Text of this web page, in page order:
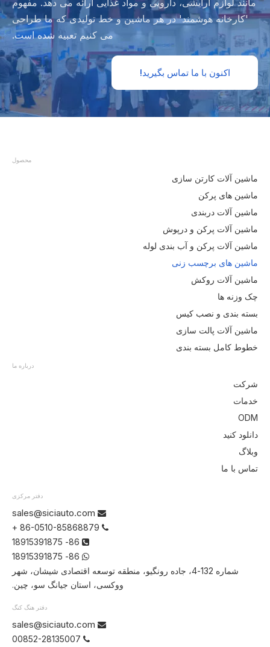
مانند لوازم آرایشی، دارویی و مواد غذایی ارائه می دهد. مفهوم
'کارخانه هوشمند' در هر ماشین و خط تولیدی که ما طراحی
می کنیم تعبیه شده است.
اکنون با ما تماس بگیرید!
محصول
ماشین آلات کارتن سازی
ماشین های پرکن
ماشین آلات دربندی
ماشین آلات پرکن و درپوش
ماشین آلات پرکن و آب بندی لوله
ماشین های برچسب زنی
ماشین آلات روکش
چک وزنه ها
بسته بندی و نصب کیس
ماشین آلات پالت سازی
خطوط کامل بسته بندی
درباره ما
شرکت
خدمات
ODM
دانلود کنید
وبلاگ
تماس با ما
دفتر مرکزی

sales@siciauto.com



شماره 132-4، جاده رونگیو، منطقه توسعه اقتصادی شیشان، شهر
ووکسی، استان جیانگ سو، چین.
دفتر هنگ کنگ

sales@siciauto.com
